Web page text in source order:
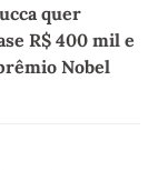
quer
R$ 400 mil e
Nobel